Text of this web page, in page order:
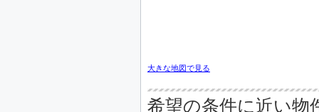
大きな地図で見る
希望の条件に近い物